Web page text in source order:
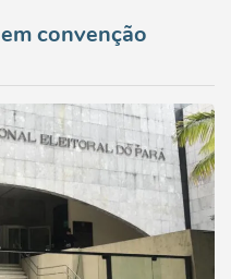
convenção